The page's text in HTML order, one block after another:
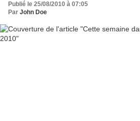
Publié le 25/08/2010 à 07:05
Par John Doe